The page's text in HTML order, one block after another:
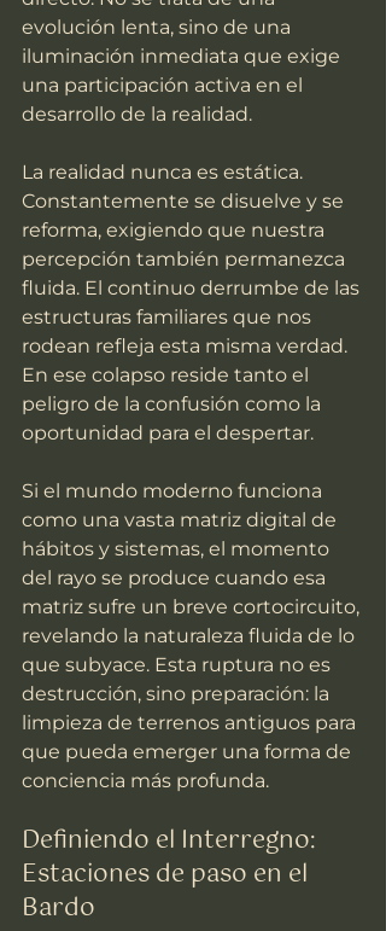
evolución lenta, sino de una
iluminación inmediata que exige
una participación activa en el
desarrollo de la realidad.
La realidad nunca es estática.
Constantemente se disuelve y se
reforma, exigiendo que nuestra
percepción también permanezca
fluida. El continuo derrumbe de las
estructuras familiares que nos
rodean refleja esta misma verdad.
En ese colapso reside tanto el
peligro de la confusión como la
oportunidad para el despertar.
Si el mundo moderno funciona
como una vasta matriz digital de
hábitos y sistemas, el momento
del rayo se produce cuando esa
matriz sufre un breve cortocircuito,
revelando la naturaleza fluida de lo
que subyace. Esta ruptura no es
destrucción, sino preparación: la
limpieza de terrenos antiguos para
que pueda emerger una forma de
conciencia más profunda.
Definiendo el Interregno:
Estaciones de paso en el
Bardo